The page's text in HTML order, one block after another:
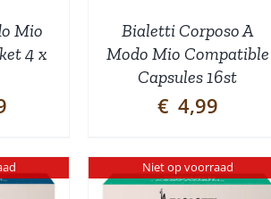
Mio
4 x
Bialetti Corposo A
Modo Mio Compatible
Capsules 16st
€ 4,99
Niet op voorraad